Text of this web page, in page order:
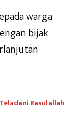
warga
bijak
Rasulallah